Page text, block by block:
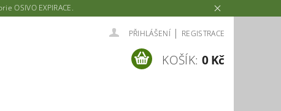
OSIVO EXPIRACE.
PŘIHLÁŠENÍ | REGISTRACE
KOŠÍK: 0 Kč